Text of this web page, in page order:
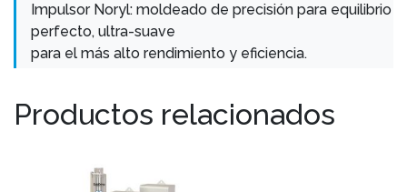
Impulsor Noryl: moldeado de precisión para equilibrio
perfecto, ultra-suave
para el más alto rendimiento y eficiencia.
Productos relacionados